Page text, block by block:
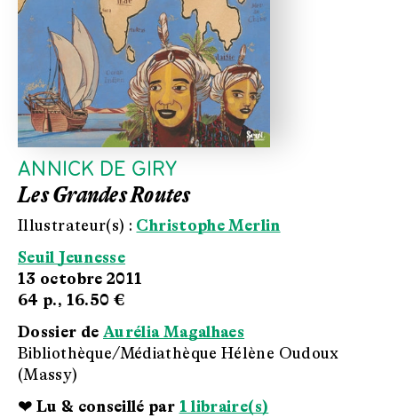
ANNICK DE GIRY
Les Grandes Routes
Illustrateur(s) : Christophe Merlin
Seuil Jeunesse
13 octobre 2011
64 p., 16.50 €
Dossier de Aurélia Magalhaes
Bibliothèque/Médiathèque Hélène Oudoux
(Massy)
❤ Lu & conseillé par 1 libraire(s)